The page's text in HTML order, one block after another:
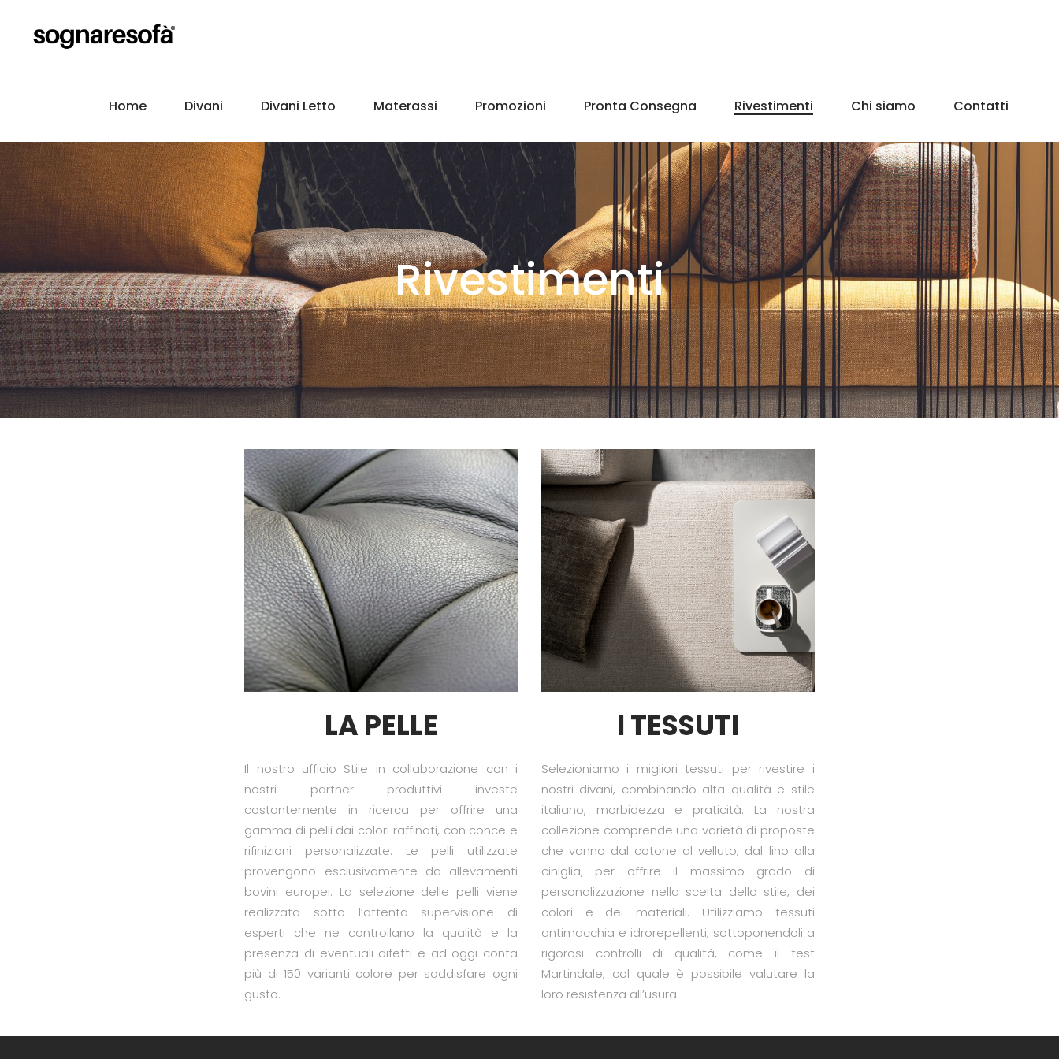
Home Divani Divani Letto Materassi Promozioni Pronta Consegna Rivestimenti Chi siamo Contatti
Rivestimenti
LA PELLE
Il nostro ufficio Stile in collaborazione con i
nostri partner produttivi investe
costantemente in ricerca per offrire una
gamma di pelli dai colori raffinati, con conce e
rifinizioni personalizzate. Le pelli utilizzate
provengono esclusivamente da allevamenti
bovini europei. La selezione delle pelli viene
realizzata sotto l’attenta supervisione di
esperti che ne controllano la qualità e la
presenza di eventuali difetti e ad oggi conta
più di 150 varianti colore per soddisfare ogni
gusto.
I TESSUTI
Selezioniamo i migliori tessuti per rivestire i
nostri divani, combinando alta qualità e stile
italiano, morbidezza e praticità. La nostra
collezione comprende una varietà di proposte
che vanno dal cotone al velluto, dal lino alla
ciniglia, per offrire il massimo grado di
personalizzazione nella scelta dello stile, dei
colori e dei materiali. Utilizziamo tessuti
antimacchia e idrorepellenti, sottoponendoli a
rigorosi controlli di qualità, come il test
Martindale, col quale è possibile valutare la
loro resistenza all’usura.